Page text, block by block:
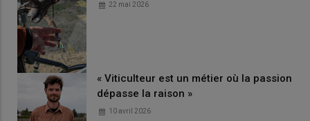
22 mai 2026
« Viticulteur est un métier où la passion
dépasse la raison »
10 avril 2026